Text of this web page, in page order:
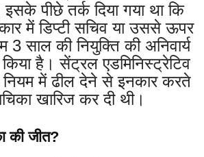
पीछे तर्क दिया गया था कि
में डिप्टी सचिव या उससे ऊपर
साल की नियुक्ति की अनिवार्य
किया है। सेंट्रल एडमिनिस्ट्रेटिव
में ढील देने से इनकार करते
खारिज कर दी थी।
की जीत?